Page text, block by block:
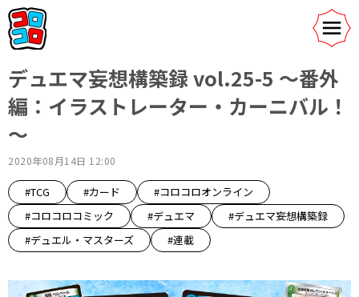
デュエマ妄想構築録 vol.25-5 ～番外
編：イラストレーター・カーニバル！
～
2020年08月14日 12:00
#TCG #カード
#コロコロオンライン
#コロコロコミック
#デュエマ
#デュエマ妄想構築録
#デュエル・マスターズ
#連載